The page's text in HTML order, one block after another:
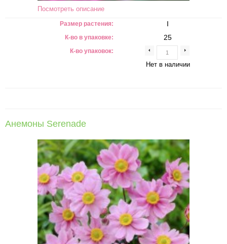
Посмотреть описание
Размер растения:
К-во в упаковке:
К-во упаковок:
I
25
Нет в наличии
Анемоны Serenade